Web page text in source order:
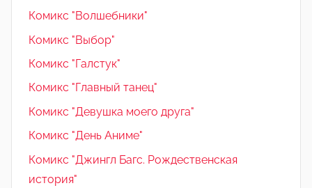
Комикс "Волшебники"
Комикс "Выбор"
Комикс "Галстук"
Комикс "Главный танец"
Комикс "Девушка моего друга"
Комикс "День Аниме"
Комикс "Джингл Багс. Рождественская
история"